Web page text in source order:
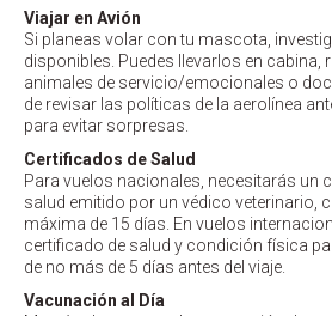
Viajar en Avión
Si planeas volar con tu mascota,
disponibles. Puedes llevarlos en
animales de servicio/emocionales o
de revisar las políticas de la aerolínea
para evitar sorpresas.
Certificados de Salud
Para vuelos nacionales, necesitarás un
salud emitido por un védico veterinario,
máxima de 15 días. En vuelos
certificado de salud y condición física
de no más de 5 días antes del viaje.
Vacunación al Día